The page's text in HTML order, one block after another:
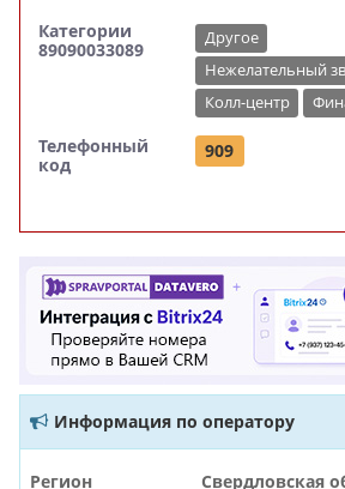
Категории
89090033089
Другое
Нежелательный
Колл-центр
Телефонный
код
909
Информация по оператору
Регион
Свердловская